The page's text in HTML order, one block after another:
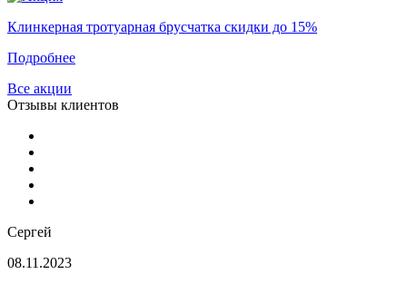
Клинкерная тротуарная брусчатка скидки до 15%
Подробнее
Все акции
Отзывы клиентов
Сергей
08.11.2023